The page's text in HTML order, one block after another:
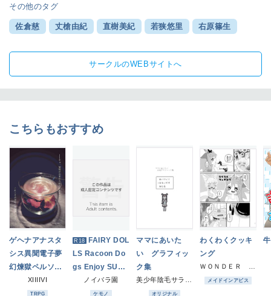
その他のタグ
佐倉慈 丈槍由紀 直樹美紀 若狭悠里 右原篠生
サークルのWEBサイトへ
こちらもおすすめ
ゲヘナアナスタ
シス異聞電子夢
幻煉獄ペルソ
ナ 安寧と虚構
の四行詩 第二
XIIIIVI
TRPG
R18 FAIRY DOL
LS Racoon Do
gs Enjoy SUPE
R HUGE BUTT
ノイバラ園
ケモノ
ママにあいた
い グラフィッ
ク集
オリジナル
わくわくクッキ
ング
メイドインアビス